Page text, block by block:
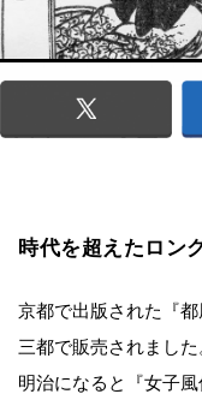
時代を超えたロン
京都で出版された『
三都で販売されました
明治になると『女子風